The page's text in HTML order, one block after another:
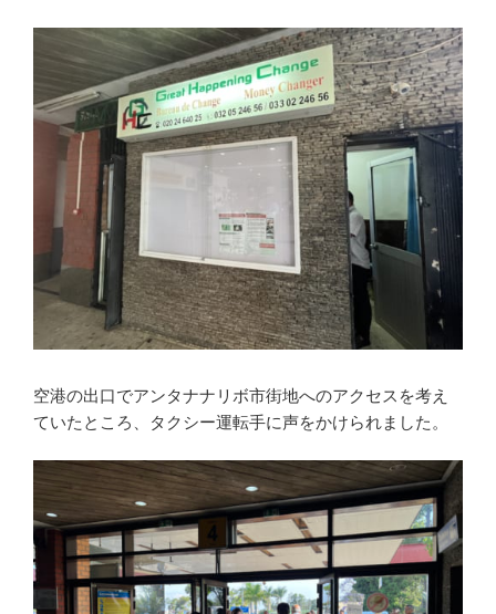
空港の出口でアンタナナリボ市街地へのアクセスを考え
ていたところ、タクシー運転手に声をかけられました。